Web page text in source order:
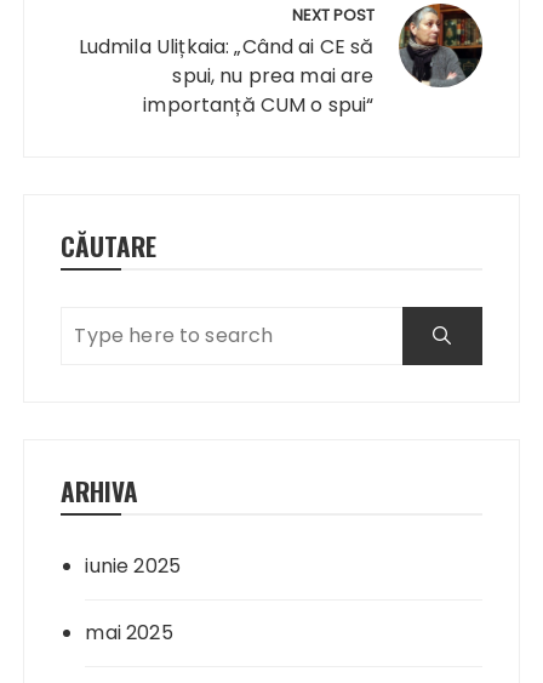
NEXT POST
Ludmila Ulițkaia: „Când ai CE să
spui, nu prea mai are
importanță CUM o spui“
CĂUTARE
ARHIVA
iunie 2025
mai 2025